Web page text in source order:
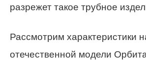
разрежет такое трубное
Рассмотрим характеристики
отечественной модели